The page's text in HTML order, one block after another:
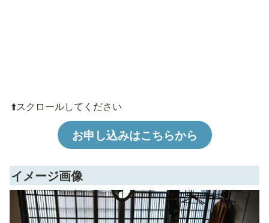
⬆️スクロールしてください
お申し込みはこちらから
イメージ画像